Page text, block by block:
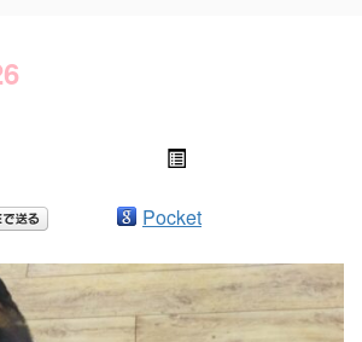
Pocket